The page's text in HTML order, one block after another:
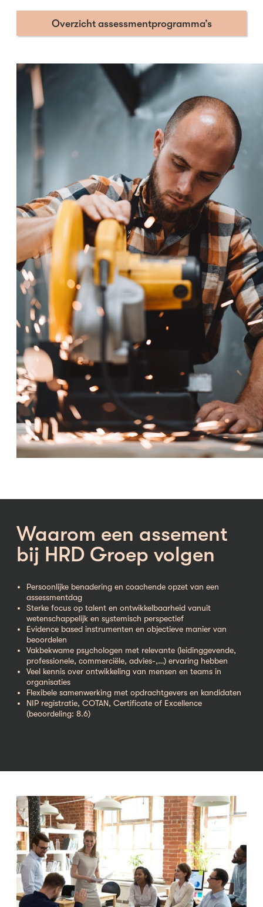
Overzicht assessmentprogramma’s
Waarom een assement
bij HRD Groep volgen
Persoonlijke benadering en coachende opzet van een
assessmentdag
Sterke focus op talent en ontwikkelbaarheid vanuit
wetenschappelijk en systemisch perspectief
Evidence based instrumenten en objectieve manier van
beoordelen
Vakbekwame psychologen met relevante (leidinggevende,
professionele, commerciële, advies-,…) ervaring hebben
Veel kennis over ontwikkeling van mensen en teams in
organisaties
Flexibele samenwerking met opdrachtgevers en kandidaten
NIP registratie, COTAN, Certificate of Excellence
(beoordeling: 8.6)